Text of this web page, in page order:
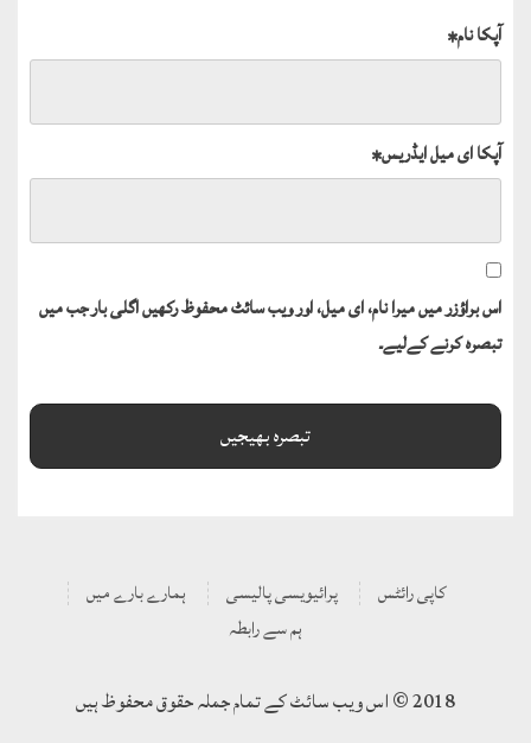
آپکا نام*
آپکا ای میل ایڈریس*
اس براؤزر میں میرا نام، ای میل، اور ویب سائٹ محفوظ رکھیں اگلی بار جب میں
تبصرہ کرنے کےلیے۔
کاپی رائٹس پرائیویسی پالیسی
ہمارے بارے میں
ہم سے رابطہ
2018 © اس ویب سائٹ کے تمام جملہ حقوق محفوظ ہیں